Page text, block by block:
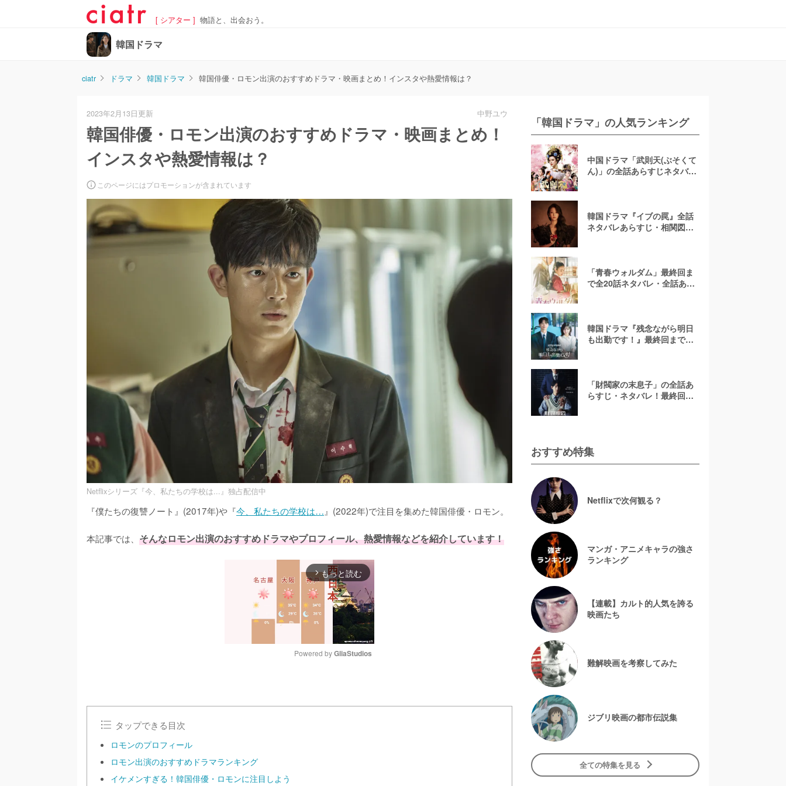
[ シアター ] 物語と、出会おう。
韓国ドラマ
ciatr ドラマ 韓国ドラマ 韓国俳優・ロモン出演のおすすめドラマ・映画まとめ！インスタや熱愛情報は？
2023年2月13日更新 中野ユウ
韓国俳優・ロモン出演のおすすめドラマ・映画まとめ！
インスタや熱愛情報は？
このページにはプロモーションが含まれています
Netflixシリーズ『今、私たちの学校は...』独占配信中
『僕たちの復讐ノート』(2017年)や『今、私たちの学校は… 』(2022年)で注目を集めた韓国俳優・ロモン。
本記事では、 そんなロモン出演のおすすめドラマやプロフィール、熱愛情報などを紹介しています！
arrow_forward_ios もっと読む
Powered by GliaStudios
タップできる目次
ロモンのプロフィール
ロモン出演のおすすめドラマランキング
イケメンすぎる！韓国俳優・ロモンに注目しよう
「韓国ドラマ」の人気ランキング
中国ドラマ「武則天(ぶそくて
ん)」の全話あらすじネタバレ
韓国ドラマ『イブの罠』全話
ネタバレあらすじ・相関図！
「青春ウォルダム」最終回ま
で全20話ネタバレ・全話あら
韓国ドラマ『残念ながら明日
も出勤です！』最終回までネ
「財閥家の末息子」の全話あ
らすじ・ネタバレ！最終回が
おすすめ特集
Netflixで次何観る？
マンガ・アニメキャラの強さ
ランキング
【連載】カルト的人気を誇る
映画たち
難解映画を考察してみた
ジブリ映画の都市伝説集
全ての特集を見る